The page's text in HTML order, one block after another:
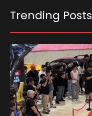
Trending Posts